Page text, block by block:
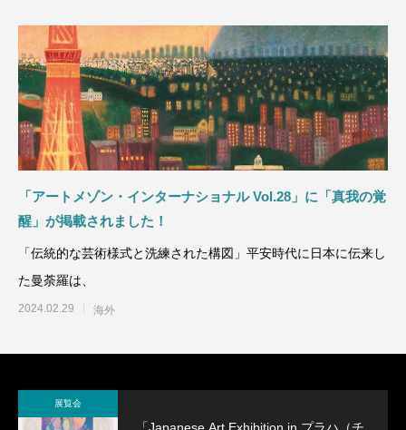
「アートメゾン・インターナショナル Vol.28」に「真我の覚
醒」が掲載されました！
「伝統的な芸術様式と洗練された構図」平安時代に日本に伝来し
た曼荼羅は、
2024.02.29 海外
展覧会